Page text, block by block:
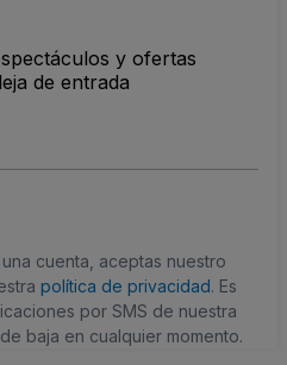
y ofertas
de entrada
cuenta, aceptas nuestro
política de privacidad. Es
por SMS de nuestra
baja en cualquier momento.